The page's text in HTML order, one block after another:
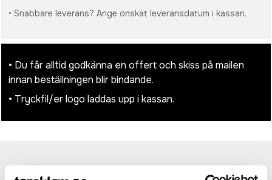
• Snabbare leverans? Ange önskat leveransdatum i kassan.
• Du får alltid godkänna en offert och skiss på mailen
innan beställningen blir bindande.
• Tryckfil/er logo laddas upp i kassan.
Recensioner 954